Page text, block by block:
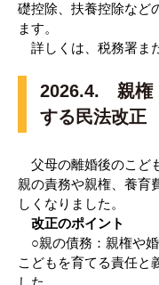
礎控除、扶養控除など
ます。
詳しくは、税務署ま
2026.4. 親権
する民法改正
父母の離婚後のこど
親の責務や親権、養育
しくなりました。
改正のポイント
○親の債務：親権や婚
こどもを育てる責任と
した。